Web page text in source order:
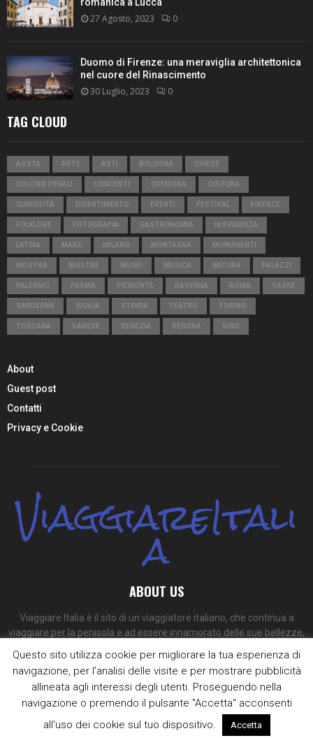
27 Agosto, 2023 0
Duomo di Firenze: una meraviglia architettonica
nel cuore del Rinascimento
30 Luglio, 2023 0
TAG CLOUD
AOSTA ARTE ASTI BOLOGNA CHIESE
COLONIE PENALI CONCERTI CREMONA CULTURA
CURIOSITÀ DIVERTIMENTO EVENTI FESTIVAL FIRENZE
FOLKLORE FOTOGRAFIA GASTRONOMIA IN EVIDENZA
LATINA MARE MILANO MONTAGNA MONUMENTI
MOSTRA MOSTRE MUSEI MUSICA NATURA PALAZZI
PALERMO PARMA PIEMONTE RAVENNA ROMA SAGRE
SARDEGNA SICILIA STORIA TEATRO TORINO
TOSCANA VARESE VENEZIA VERONA VINO
About
Guest post
Contatti
Privacy e Cookie
ViaggiareItali
a
ABOUT US
Viaggiare Italia è il sito di un viaggiatore italiano, che continua a
viaggiare per la penisola e ad essere innamorato delle sue bellezze,
Contact us:redazione@viaggiare-italia.com
Questo sito utilizza cookie per migliorare la tua esperienza di
navigazione, per l'analisi delle visite e per mostrare pubblicità
allineata agli interessi degli utenti. Proseguendo nella
navigazione o premendo il pulsante "Accetta" acconsenti
all'uso dei cookie sul tuo dispositivo.
Accetta